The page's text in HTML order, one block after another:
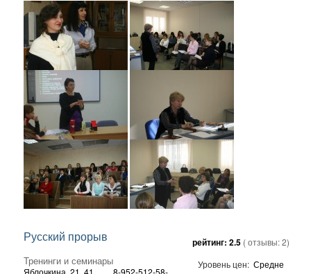
Русский прорыв
Тренинги и семинары
Яблочкина, 21, 41 8-952-512-58-
рейтинг: 2.5 ( отзывы:2)
Уровень цен: Средне